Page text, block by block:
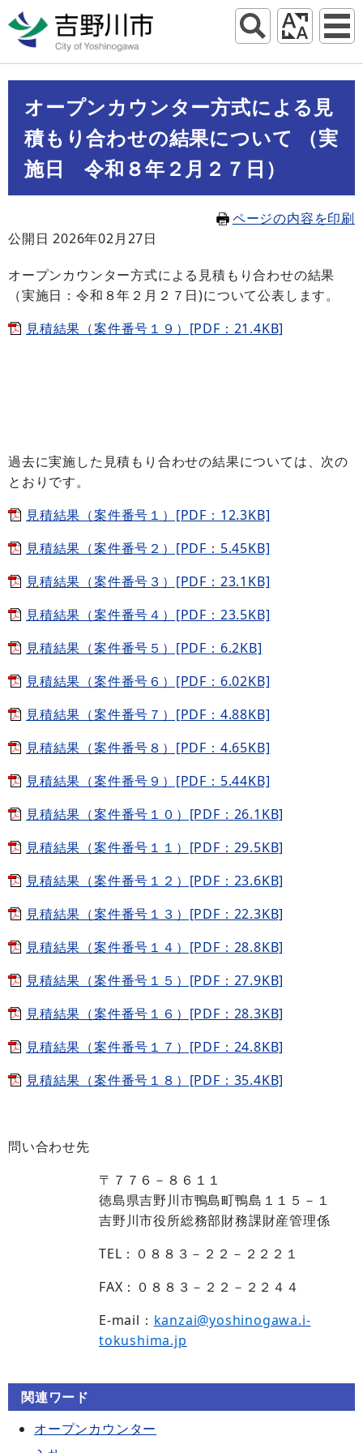
オープンカウンター方式による見
積もり合わせの結果について （実
施日 令和８年２月２７日）
ページの内容を印刷
公開日 2026年02月27日
オープンカウンター方式による見積もり合わせの結果
（実施日：令和８年２月２７日)について公表します。
見積結果（案件番号１９）[PDF：21.4KB]
過去に実施した見積もり合わせの結果については、次の
とおりです。
見積結果（案件番号１）[PDF：12.3KB]
見積結果（案件番号２）[PDF：5.45KB]
見積結果（案件番号３）[PDF：23.1KB]
見積結果（案件番号４）[PDF：23.5KB]
見積結果（案件番号５）[PDF：6.2KB]
見積結果（案件番号６）[PDF：6.02KB]
見積結果（案件番号７）[PDF：4.88KB]
見積結果（案件番号８）[PDF：4.65KB]
見積結果（案件番号９）[PDF：5.44KB]
見積結果（案件番号１０）[PDF：26.1KB]
見積結果（案件番号１１）[PDF：29.5KB]
見積結果（案件番号１２）[PDF：23.6KB]
見積結果（案件番号１３）[PDF：22.3KB]
見積結果（案件番号１４）[PDF：28.8KB]
見積結果（案件番号１５）[PDF：27.9KB]
見積結果（案件番号１６）[PDF：28.3KB]
見積結果（案件番号１７）[PDF：24.8KB]
見積結果（案件番号１８）[PDF：35.4KB]
問い合わせ先
〒７７６－８６１１
徳島県吉野川市鴨島町鴨島１１５－１
吉野川市役所総務部財務課財産管理係
TEL：０８８３－２２－２２２１
FAX：０８８３－２２－２２４４
E-mail： kanzai@yoshinogawa.i-
tokushima.jp
関連ワード
オープンカウンター